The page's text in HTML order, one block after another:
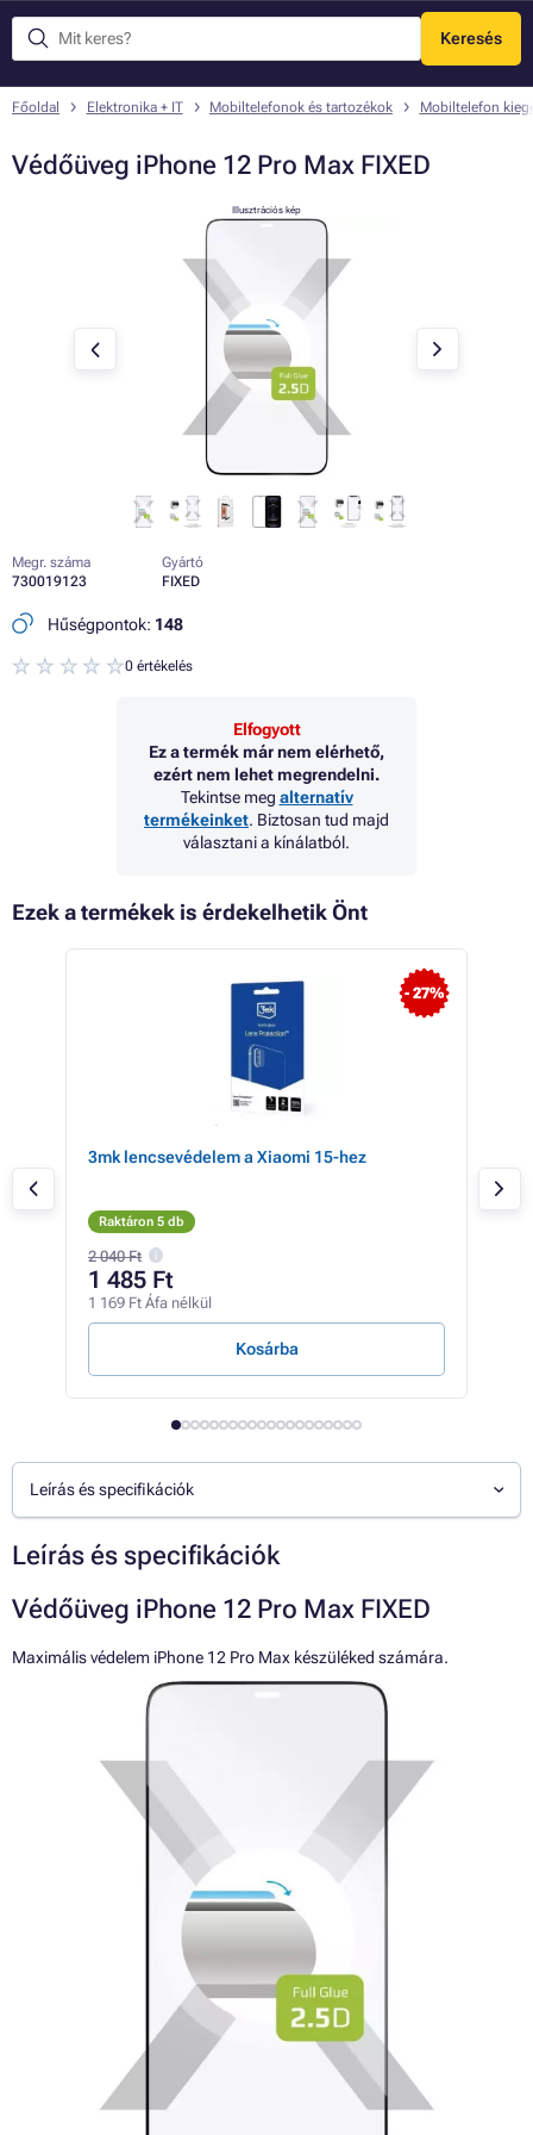
Keresés
Menü
Főoldal Elektronika + IT Mobiltelefonok és tartozékok Mobiltelefon
Védőüveg iPhone 12 Pro Max FIXED
Illusztrációs kép
Megr. száma
730019123
Gyártó
FIXED
Hűségpontok: 148
0 értékelés
Elfogyott
Ez a termék már nem elérhető,
ezért nem lehet megrendelni.
Tekintse meg alternatív
termékeinket. Biztosan tud majd
választani a kínálatból.
Ezek a termékek is érdekelhetik Önt
- 27%
3mk lencsevédelem a Xiaomi 15-hez
Raktáron 5 db
2 040 Ft
1 485 Ft
1 169 Ft Áfa nélkül
Kosárba
Leírás és specifikációk
Leírás és specifikációk
Védőüveg iPhone 12 Pro Max FIXED
Maximális védelem iPhone 12 Pro Max készüléked számára.